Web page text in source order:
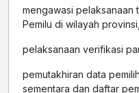
mengawasi pelaksanaan
Pemilu di wilayah
pelaksanaan verifikasi
pemutakhiran data
sementara dan daftar